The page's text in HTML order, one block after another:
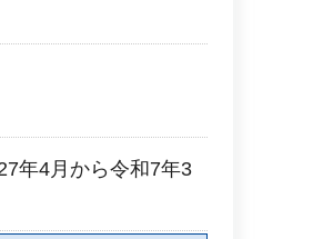
年4月から令和7年3